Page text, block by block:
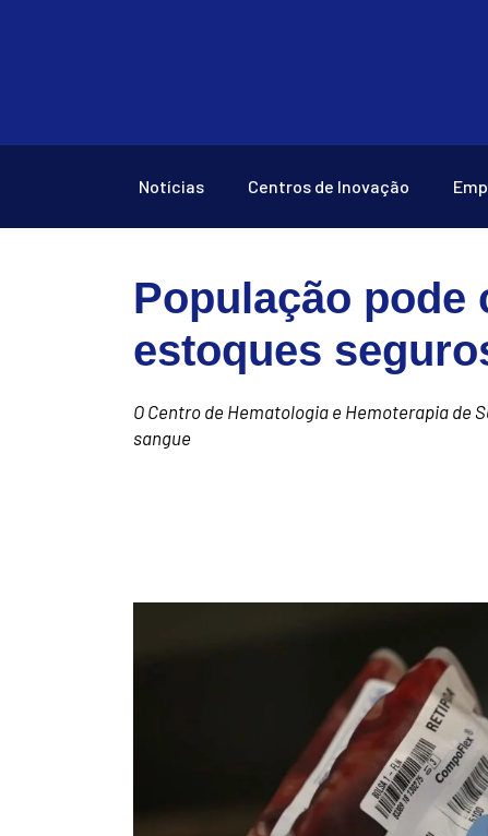
Notícias Centros de Inovação
População
estoques
O Centro de Hematologia e Hemoterapia de
sangue